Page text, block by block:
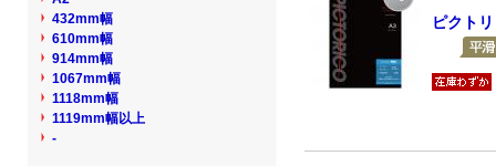
ピクト
432mm幅
610mm幅
914mm幅
1067mm幅
1118mm幅
1119mm幅以上
-